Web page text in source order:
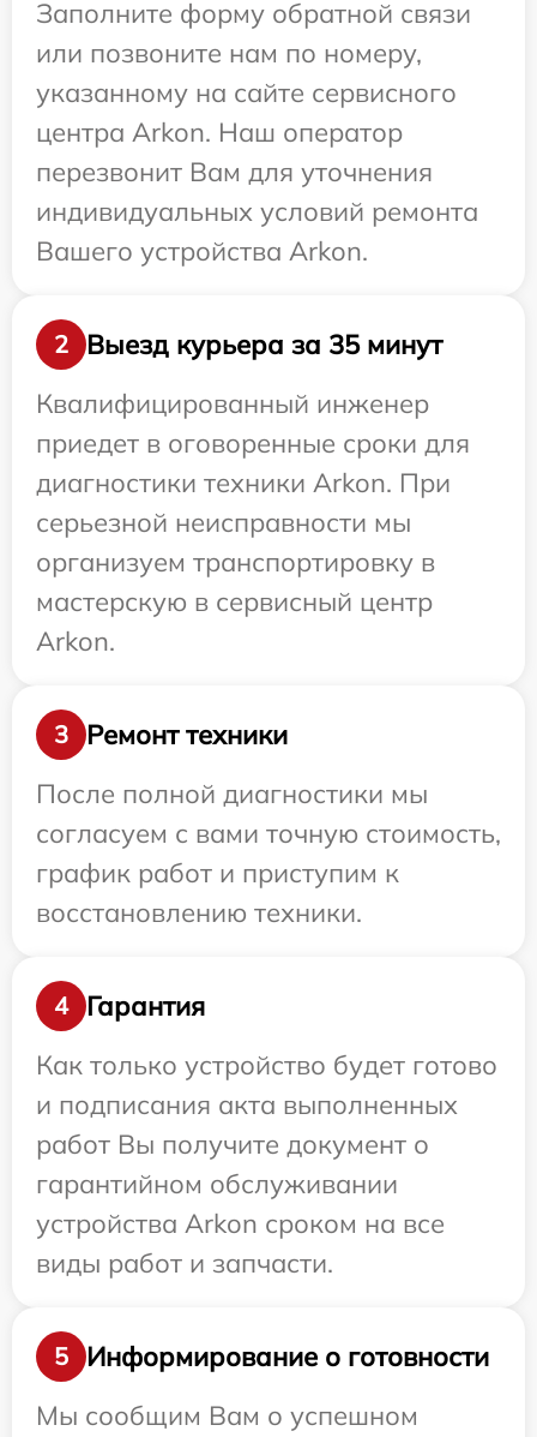
Заполните форму обратной связи
или позвоните нам по номеру,
указанному на сайте сервисного
центра Arkon. Наш оператор
перезвонит Вам для уточнения
индивидуальных условий ремонта
Вашего устройства Arkon.
2
Выезд курьера за 35 минут
Квалифицированный инженер
приедет в оговоренные сроки для
диагностики техники Arkon. При
серьезной неисправности мы
организуем транспортировку в
мастерскую в сервисный центр
Arkon.
3
Ремонт техники
После полной диагностики мы
согласуем с вами точную стоимость,
график работ и приступим к
восстановлению техники.
4
Гарантия
Как только устройство будет готово
и подписания акта выполненных
работ Вы получите документ о
гарантийном обслуживании
устройства Arkon сроком на все
виды работ и запчасти.
5
Информирование о готовности
Мы сообщим Вам о успешном